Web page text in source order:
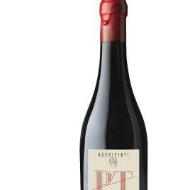
Add To Compare
Add To Wishlist